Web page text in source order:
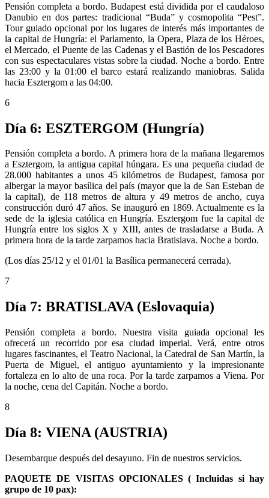
Pensión completa a bordo. Budapest está dividida por el caudaloso
Danubio en dos partes: tradicional “Buda” y cosmopolita “Pest”.
Tour guiado opcional por los lugares de interés más importantes de
la capital de Hungría: el Parlamento, la Opera, Plaza de los Héroes,
el Mercado, el Puente de las Cadenas y el Bastión de los Pescadores
con sus espectaculares vistas sobre la ciudad. Noche a bordo. Entre
las 23:00 y la 01:00 el barco estará realizando maniobras. Salida
hacia Esztergom a las 04:00.
6
Día 6: ESZTERGOM (Hungría)
Pensión completa a bordo. A primera hora de la mañana llegaremos
a Esztergom, la antigua capital húngara. Es una pequeña ciudad de
28.000 habitantes a unos 45 kilómetros de Budapest, famosa por
albergar la mayor basílica del país (mayor que la de San Esteban de
la capital), de 118 metros de altura y 49 metros de ancho, cuya
construcción duró 47 años. Se inauguró en 1869. Actualmente es la
sede de la iglesia católica en Hungría. Esztergom fue la capital de
Hungría entre los siglos X y XIII, antes de trasladarse a Buda. A
primera hora de la tarde zarpamos hacia Bratislava. Noche a bordo.
(Los días 25/12 y el 01/01 la Basílica permanecerá cerrada).
7
Día 7: BRATISLAVA (Eslovaquia)
Pensión completa a bordo. Nuestra visita guiada opcional les
ofrecerá un recorrido por esa ciudad imperial. Verá, entre otros
lugares fascinantes, el Teatro Nacional, la Catedral de San Martín, la
Puerta de Miguel, el antiguo ayuntamiento y la impresionante
fortaleza en lo alto de una roca. Por la tarde zarpamos a Viena. Por
la noche, cena del Capitán. Noche a bordo.
8
Día 8: VIENA (AUSTRIA)
Desembarque después del desayuno. Fin de nuestros servicios.
PAQUETE DE VISITAS OPCIONALES ( Incluidas si hay
grupo de 10 pax):